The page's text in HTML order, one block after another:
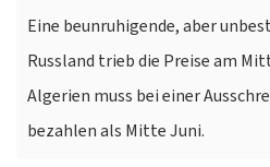
Eine beunruhigende, aber
Russland trieb die Preise am
Algerien muss bei einer
bezahlen als Mitte Juni.